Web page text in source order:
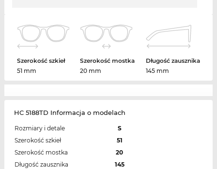
Szerokość szkieł
51 mm
Szerokość mostka
20 mm
Długość zausznika
145 mm
HC 5188TD Informacja o modelach
Rozmiary i detale
S
Szerokość szkieł
51
Szerokość mostka
20
Długość zausznika
145